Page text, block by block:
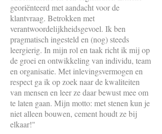
georiënteerd met aandacht voor de
klantvraag. Betrokken met
verantwoordelijkheidsgevoel. Ik ben
pragmatisch ingesteld en (nog) steeds
leergierig. In mijn rol en taak richt ik mij op
de groei en ontwikkeling van individu, team
en organisatie. Met inlevingsvermogen en
respect ga ik op zoek naar de kwaliteiten
van mensen en leer ze daar bewust mee om
te laten gaan. Mijn motto: met stenen kun je
niet alleen bouwen, cement houdt ze bij
elkaar!"